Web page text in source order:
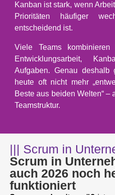
Kanban ist stark, wenn
Prioritäten häufiger
entscheidend ist.
Viele Teams
Entwicklungsarbeit,
Aufgaben. Genau deshalb
heute oft nicht mehr
Beste aus beiden Welten“ –
Teamstruktur.
||| Scrum in
Scrum in
auch 2026 noch
funktioniert